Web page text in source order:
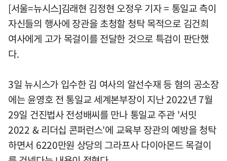
[서울=뉴시스]김래현 김정현 오정우 기자 = 통일교 측이
자신들의 행사에 장관을 초청할 청탁 목적으로 김건희
여사에게 고가 목걸이를 전달한 것으로 특검이 판단했
다.
3일 뉴시스가 입수한 김 여사의 알선수재 등 혐의 공소장
에는 윤영호 전 통일교 세계본부장이 지난 2022년 7월
29일 건진법사 전성배씨를 만나 통일교 주관 '서밋
2022 & 리더십 콘퍼런스'에 교육부 장관의 예방을 청탁
하면서 6220만원 상당의 그라프사 다이아몬드 목걸이